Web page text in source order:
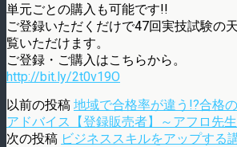
単元ごとの購入も可能です!!
ご登録いただくだけで47回実技試験の
覧いただけます。
ご登録・ご購入はこちらから。
http://bit.ly/2t0v19O
以前の投稿 地域で合格率が違う!?合格
アドバイス【登録販売者】～アフロ先
次の投稿 ビジネススキルをアップする